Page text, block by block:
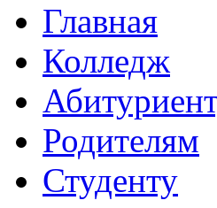
Главная
Колледж
Родителям
Студенту